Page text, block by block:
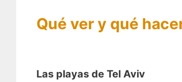
Qué ver y qué
Las playas de Tel Aviv